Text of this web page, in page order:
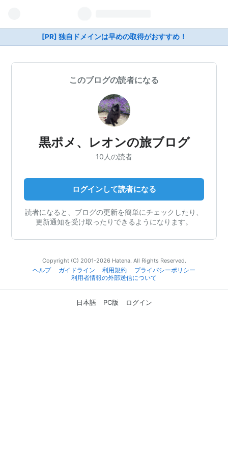
[PR] 独自ドメインは早めの取得がおすすめ！
このブログの読者になる
黒ポメ、レオンの旅ブログ
10人の読者
ログインして読者になる
読者になると、ブログの更新を簡単にチェックしたり、
更新通知を受け取ったりできるようになります。
Copyright (C) 2001-2026 Hatena. All Rights Reserved.
ヘルプ
ガイドライン 利用規約
プライバシーポリシー
利用者情報の外部送信について
日本語 PC版 ログイン